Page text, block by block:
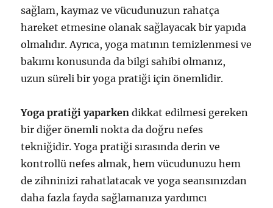
sağlam, kaymaz ve vücudunuzun rahatça
hareket etmesine olanak sağlayacak bir yapıda
olmalıdır. Ayrıca, yoga matının temizlenmesi ve
bakımı konusunda da bilgi sahibi olmanız,
uzun süreli bir yoga pratiği için önemlidir.
Yoga pratiği yaparken dikkat edilmesi gereken
bir diğer önemli nokta da doğru nefes
tekniğidir. Yoga pratiği sırasında derin ve
kontrollü nefes almak, hem vücudunuzu hem
de zihninizi rahatlatacak ve yoga seansınızdan
daha fazla fayda sağlamanıza yardımcı